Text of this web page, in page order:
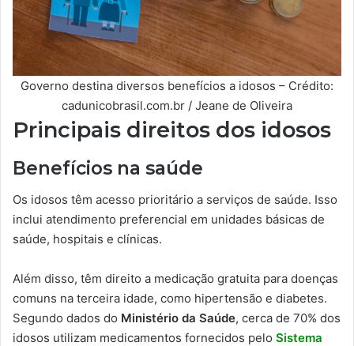
Governo destina diversos benefícios a idosos – Crédito:
cadunicobrasil.com.br / Jeane de Oliveira
Principais direitos dos idosos
Benefícios na saúde
Os idosos têm acesso prioritário a serviços de saúde. Isso
inclui atendimento preferencial em unidades básicas de
saúde, hospitais e clínicas.
Além disso, têm direito a medicação gratuita para doenças
comuns na terceira idade, como hipertensão e diabetes.
Segundo dados do Ministério da Saúde, cerca de 70% dos
idosos utilizam medicamentos fornecidos pelo Sistema